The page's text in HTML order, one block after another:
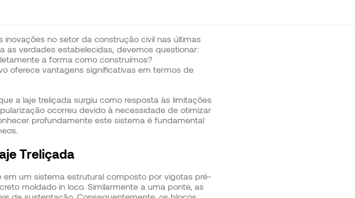
no setor da construção civil nas últimas
as verdades estabelecidas, devemos questionar:
a forma como construímos?
oferece vantagens significativas em termos de
a laje treliçada surgiu como resposta às limitações
ocorreu devido à necessidade de otimizar
profundamente este sistema é fundamental
Treliçada
em um sistema estrutural composto por vigotas pré-
moldado in loco. Similarmente a uma ponte, as